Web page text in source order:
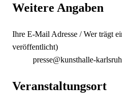
Weitere Angaben
Ihre E-Mail Adresse / Wer trägt
veröffentlicht)
presse@kunsthalle-
Veranstaltungsort